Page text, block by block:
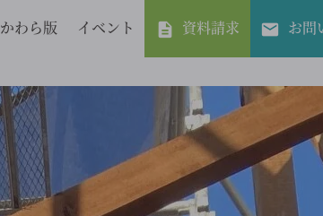
かわら版 イベント 資料請求 お問